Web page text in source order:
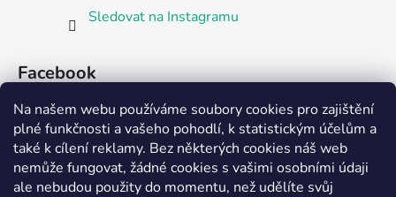
Na našem webu používáme soubory cookies pro zajištění
plné funkčnosti a vašeho pohodlí, k statistickým účelům a
také k cílení reklamy. Bez některých cookies náš web
nemůže fungovat, žádné cookies s vašimi osobními údaji
ale nebudou použity do momentu, než udělíte svůj
Sledovat na Instagramu
Facebook